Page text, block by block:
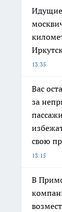
Идущие
13:35
Вас
за
свою
13:15
В